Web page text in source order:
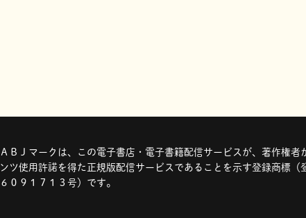
ＡＢＪマークは、この電子書店・電子書籍配信サービスが、著作権者
ンツ使用許諾を得た正規版配信サービスであることを示す登録商標（
６０９１７１３号）です。